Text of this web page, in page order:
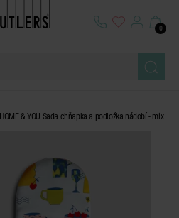
0
HOME & YOU Sada chňapka a podložka nádobí - mix